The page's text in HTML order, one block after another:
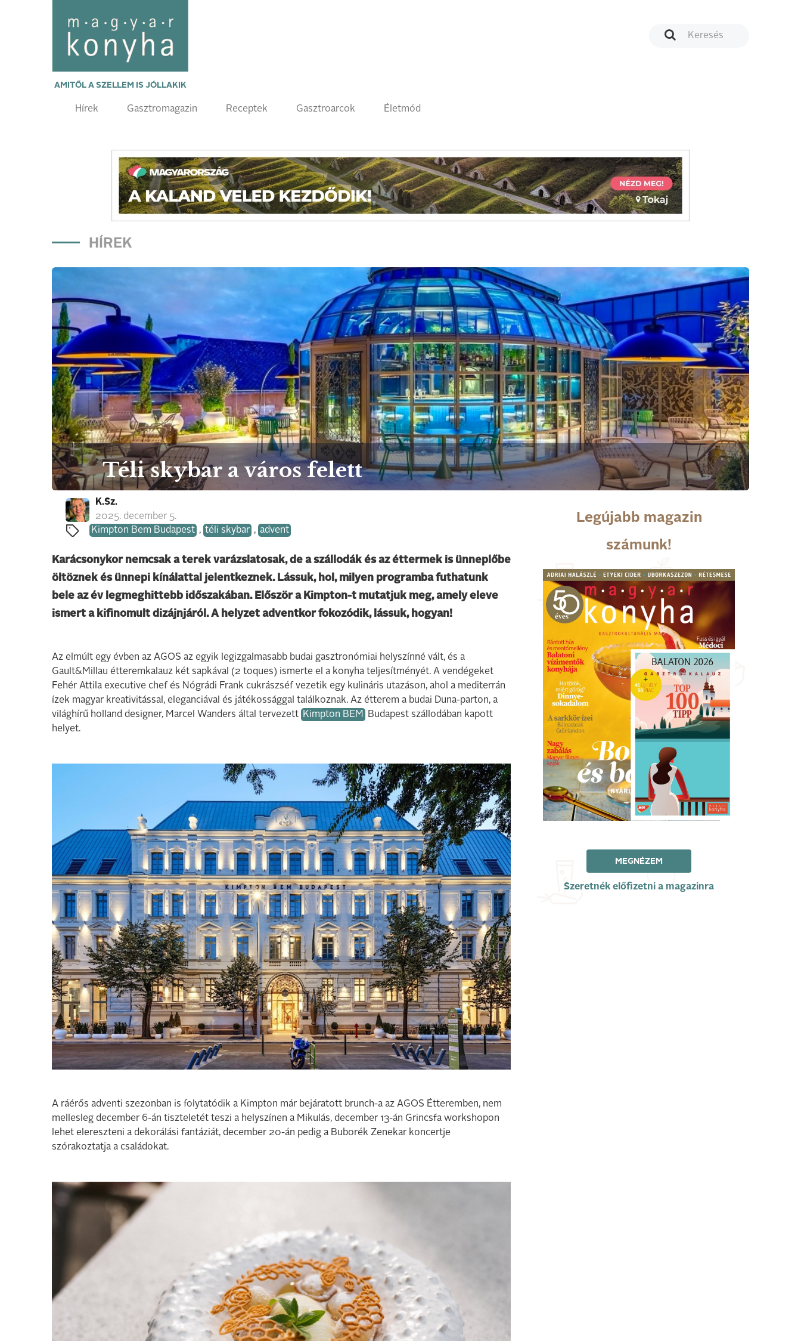
AMITŐL A SZELLEM IS JÓLLAKIK
Hírek Gasztromagazin Receptek Gasztroarcok Életmód
HÍREK
Téli skybar a város felett
K.Sz.
2025. december 5.
Kimpton Bem Budapest , téli skybar , advent
Karácsonykor nemcsak a terek varázslatosak, de a szállodák és az éttermek is ünneplőbe
öltöznek és ünnepi kínálattal jelentkeznek. Lássuk, hol, milyen programba futhatunk
bele az év legmeghittebb időszakában. Először a Kimpton-t mutatjuk meg, amely eleve
ismert a kifinomult dizájnjáról. A helyzet adventkor fokozódik, lássuk, hogyan!
Az elmúlt egy évben az AGOS az egyik legizgalmasabb budai gasztronómiai helyszínné vált, és a
Gault&Millau étteremkalauz két sapkával (2 toques) ismerte el a konyha teljesítményét. A vendégeket
Fehér Attila executive chef és Nógrádi Frank cukrászséf vezetik egy kulináris utazáson, ahol a mediterrán
ízek magyar kreativitással, eleganciával és játékossággal találkoznak. Az étterem a budai Duna-parton, a
világhírű holland designer, Marcel Wanders által tervezett Kimpton BEM
Budapest szállodában kapott
helyet.
A ráérős adventi szezonban is folytatódik a Kimpton már bejáratott brunch-a az AGOS Étteremben, nem
mellesleg december 6-án tiszteletét teszi a helyszínen a Mikulás, december 13-án Grincsfa workshopon
lehet elereszteni a dekorálási fantáziát, december 20-án pedig a Buborék Zenekar koncertje
szórakoztatja a családokat.
Legújabb magazin
számunk!
MEGNÉZEM
Szeretnék előfizetni a magazinra